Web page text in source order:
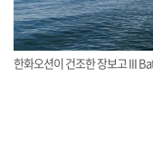
한화오션이 건조한 장보고 III